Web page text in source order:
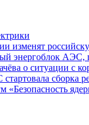
энергоблок
о ситуации с
сборка